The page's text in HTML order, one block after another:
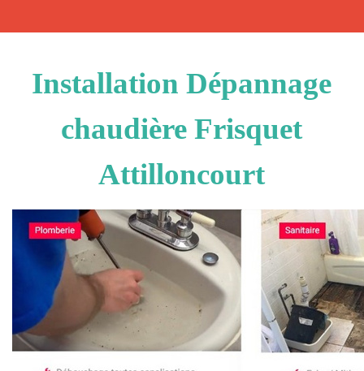
Installation Dépannage
chaudière Frisquet
Attilloncourt